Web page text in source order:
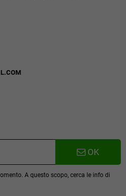
OK
A questo scopo, cerca le info di